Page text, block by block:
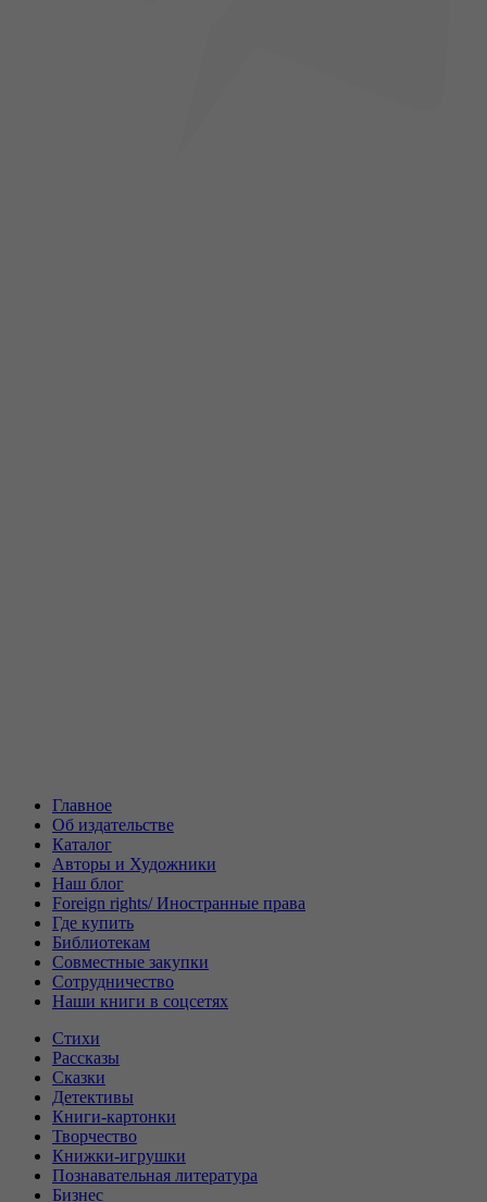
Главное
Об издательстве
Каталог
Авторы и Художники
Наш блог
Foreign rights/ Иностранные права
Где купить
Библиотекам
Совместные закупки
Сотрудничество
Наши книги в соцсетях
Стихи
Рассказы
Сказки
Детективы
Книги-картонки
Творчество
Книжки-игрушки
Познавательная литература
Бизнес